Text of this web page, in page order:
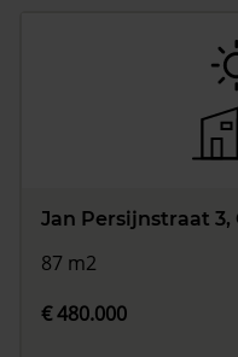
Jan Persijnstraat 3,
87 m2
€ 480.000